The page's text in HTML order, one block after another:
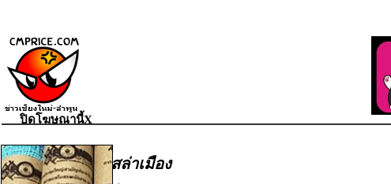
สล่าเมือง
ปิดโฆษณานี้X